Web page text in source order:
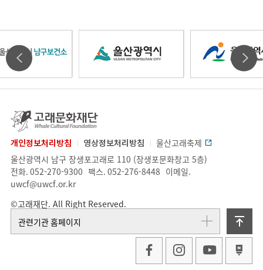
울
광
울
광
시
울
시
기
관
배
너
슬
라
이
고
래
문
재
단
개인정보처리방침 영상정보처리방침
울산고래축제
업
체
정
주
소.
울산광역시 남구 장생포고래로 110 (장생포문화창고 5층)
전화. 052-270-9300 팩스. 052-276-8448 이메일.
uwcf@uwcf.or.kr
©고래재단. All Right Reserved.
관련기관 홈페이지
위
로